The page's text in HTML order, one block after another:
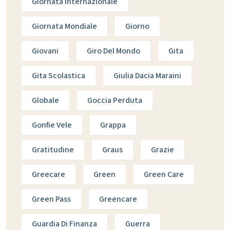
Giornata Mondiale Giorno
Giovani Giro Del Mondo Gita
Gita Scolastica Giulia Dacia Maraini
Globale Goccia Perduta
Gonfie Vele Grappa
Gratitudine Graus Grazie
Greecare Green Green Care
Green Pass Greencare
Guardia Di Finanza Guerra